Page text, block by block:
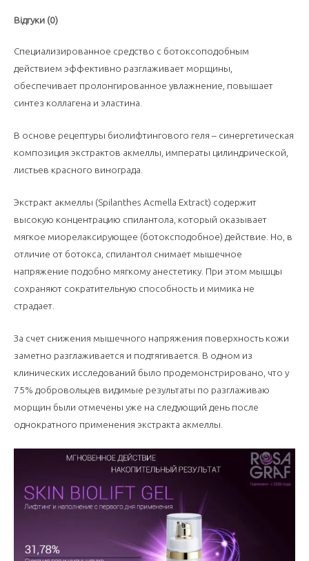
Відгуки (0)
Специализированное средство с ботоксоподобным
действием эффективно разглаживает морщины,
обеспечивает пролонгированное увлажнение, повышает
синтез коллагена и эластина.
В основе рецептуры биолифтингового геля – синергетическая
композиция экстрактов акмеллы, императы цилиндрической,
листьев красного винограда.
Экстракт акмеллы (Spilanthes Acmella Extract) содержит
высокую концентрацию спилантола, который оказывает
мягкое миорелаксирующее (ботоксподобное) действие. Но, в
отличие от ботокса, спилантол снимает мышечное
напряжение подобно мягкому анестетику. При этом мышцы
сохраняют сократительную способность и мимика не
страдает.
За счет снижения мышечного напряжения поверхность кожи
заметно разглаживается и подтягивается. В одном из
клинических исследований было продемонстрировано, что у
75% добровольцев видимые результаты по разглаживаю
морщин были отмечены уже на следующий день после
однократного применения экстракта акмеллы.